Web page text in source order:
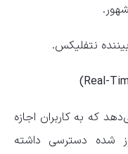
نتفلیکس.
که به کاربران اجازه
شده دسترسی داشته